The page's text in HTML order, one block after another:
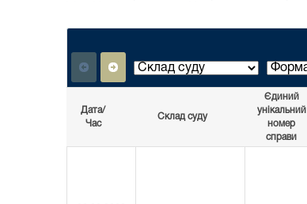
Дата/
Час
Склад суду
Єдиний
унікальний
номер
справи